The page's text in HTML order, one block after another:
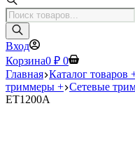
Поиск
товаров
Вход
Корзина0 ₽ 0
Главная Каталог товаров
триммеры + Сетевые
ET1200A